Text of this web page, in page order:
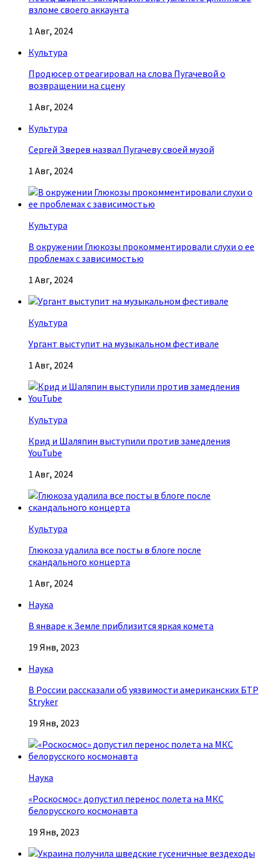
взломе своего аккаунта
1 Авг, 2024
Культура
Продюсер отреагировал на слова Пугачевой о
возвращении на сцену
1 Авг, 2024
Культура
Сергей Зверев назвал Пугачеву своей музой
1 Авг, 2024
Культура
В окружении Глюкозы прокомментировали слухи о ее
проблемах с зависимостью
1 Авг, 2024
Культура
Ургант выступит на музыкальном фестивале
1 Авг, 2024
Культура
Крид и Шаляпин выступили против замедления
YouTube
1 Авг, 2024
Культура
Глюкоза удалила все посты в блоге после
скандального концерта
1 Авг, 2024
Наука
В январе к Земле приблизится яркая комета
19 Янв, 2023
Наука
В России рассказали об уязвимости американских БТР
Stryker
19 Янв, 2023
Наука
«Роскосмос» допустил перенос полета на МКС
белорусского космонавта
19 Янв, 2023